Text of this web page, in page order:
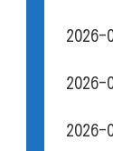
2026-
2026-
2026-